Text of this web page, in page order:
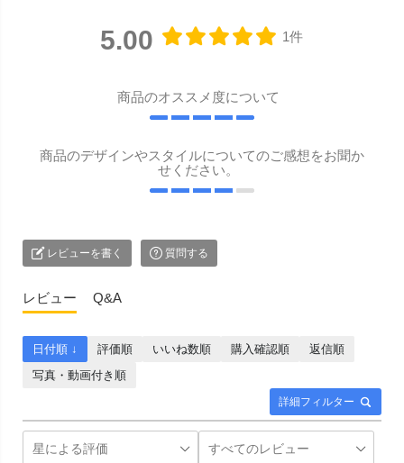
5.00 1件
商品のオススメ度について
商品のデザインやスタイルについてのご感想をお聞か
せください。
レビューを書く 質問する
レビュー Q&A
詳細フィルター
日付順 ↓ 評価順 いいね数順 購入確認順
返信順
写真・動画付き順